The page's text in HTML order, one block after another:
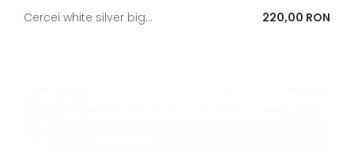
Cercei white silver big... Pret
220,00 RON